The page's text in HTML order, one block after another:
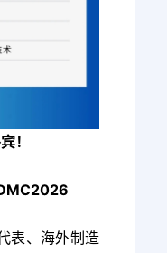
！
表、海外制造